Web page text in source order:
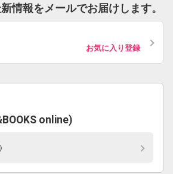
情報をメールでお届けします。
お気に入り登録
online)